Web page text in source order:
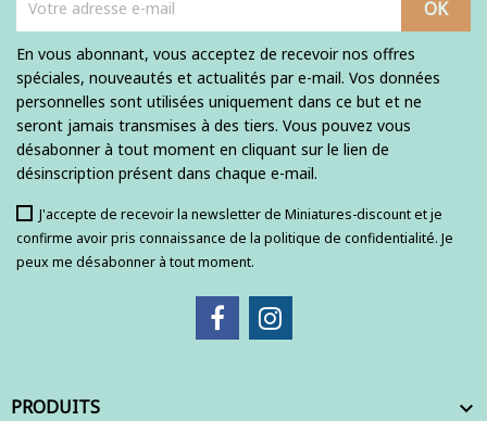
En vous abonnant, vous acceptez de recevoir nos offres
spéciales, nouveautés et actualités par e-mail. Vos données
personnelles sont utilisées uniquement dans ce but et ne
seront jamais transmises à des tiers. Vous pouvez vous
désabonner à tout moment en cliquant sur le lien de
désinscription présent dans chaque e-mail.
J'accepte de recevoir la newsletter de Miniatures-discount et je
confirme avoir pris connaissance de la politique de confidentialité. Je
peux me désabonner à tout moment.
PRODUITS 